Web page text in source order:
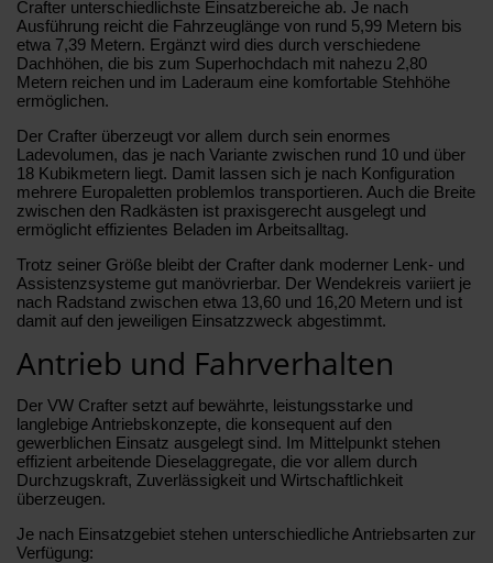
Crafter unterschiedlichste Einsatzbereiche ab. Je nach
Ausführung reicht die Fahrzeuglänge von rund 5,99 Metern bis
etwa 7,39 Metern. Ergänzt wird dies durch verschiedene
Dachhöhen, die bis zum Superhochdach mit nahezu 2,80
Metern reichen und im Laderaum eine komfortable Stehhöhe
ermöglichen.
Der Crafter überzeugt vor allem durch sein enormes
Ladevolumen, das je nach Variante zwischen rund 10 und über
18 Kubikmetern liegt. Damit lassen sich je nach Konfiguration
mehrere Europaletten problemlos transportieren. Auch die Breite
zwischen den Radkästen ist praxisgerecht ausgelegt und
ermöglicht effizientes Beladen im Arbeitsalltag.
Trotz seiner Größe bleibt der Crafter dank moderner Lenk- und
Assistenzsysteme gut manövrierbar. Der Wendekreis variiert je
nach Radstand zwischen etwa 13,60 und 16,20 Metern und ist
damit auf den jeweiligen Einsatzzweck abgestimmt.
Antrieb und Fahrverhalten
Der VW Crafter setzt auf bewährte, leistungsstarke und
langlebige Antriebskonzepte, die konsequent auf den
gewerblichen Einsatz ausgelegt sind. Im Mittelpunkt stehen
effizient arbeitende Dieselaggregate, die vor allem durch
Durchzugskraft, Zuverlässigkeit und Wirtschaftlichkeit
überzeugen.
Je nach Einsatzgebiet stehen unterschiedliche Antriebsarten zur
Verfügung: